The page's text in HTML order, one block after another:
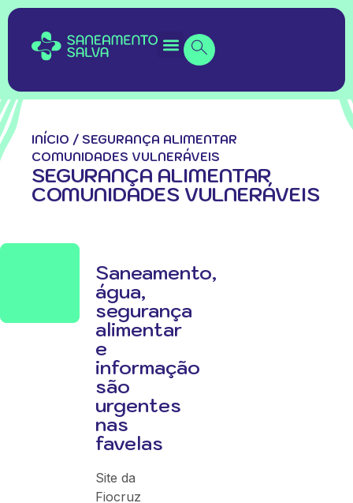
INÍCIO / SEGURANÇA ALIMENTAR
COMUNIDADES VULNERÁVEIS
SEGURANÇA ALIMENTAR
COMUNIDADES VULNERÁVEIS
Saneamento,
água,
segurança
alimentar
e
informação
são
urgentes
nas
favelas
Site da
Fiocruz